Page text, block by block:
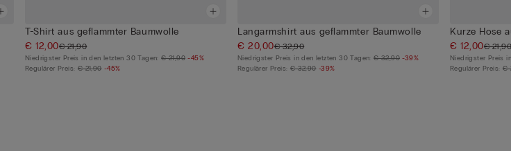
T-Shirt aus geflammter Baumwolle
€ 12,00€ 21,90
Niedrigster Preis in den letzten 30 Tagen:€ 21,90 -45%
Regulärer Preis: € 21,90 -45%
Langarmshirt aus geflammter Baumwolle
€ 20,00€ 32,90
Niedrigster Preis in den letzten 30 Tagen:€ 32,90 -39%
Regulärer Preis: € 32,90 -39%
Kurze Hose
€ 12,00€
Niedrigster Preis
Regulärer Preis: €